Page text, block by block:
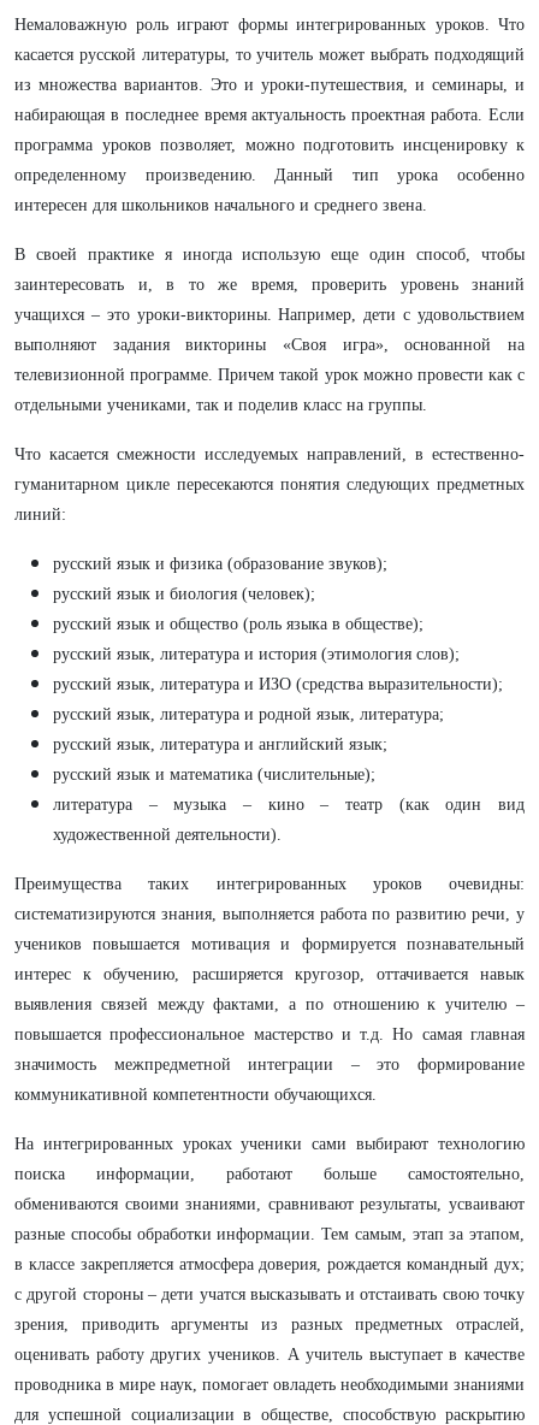
Немаловажную роль играют формы интегрированных уроков. Что
касается русской литературы, то учитель может выбрать подходящий
из множества вариантов. Это и уроки-путешествия, и семинары, и
набирающая в последнее время актуальность проектная работа. Если
программа уроков позволяет, можно подготовить инсценировку к
определенному произведению. Данный тип урока особенно
интересен для школьников начального и среднего звена.
В своей практике я иногда использую еще один способ, чтобы
заинтересовать и, в то же время, проверить уровень знаний
учащихся – это уроки-викторины. Например, дети с удовольствием
выполняют задания викторины «Своя игра», основанной на
телевизионной программе. Причем такой урок можно провести как с
отдельными учениками, так и поделив класс на группы.
Что касается смежности исследуемых направлений, в естественно-
гуманитарном цикле пересекаются понятия следующих предметных
линий:
русский язык и физика (образование звуков);
русский язык и биология (человек);
русский язык и общество (роль языка в обществе);
русский язык, литература и история (этимология слов);
русский язык, литература и ИЗО (средства выразительности);
русский язык, литература и родной язык, литература;
русский язык, литература и английский язык;
русский язык и математика (числительные);
литература – музыка – кино – театр (как один вид
художественной деятельности).
Преимущества таких интегрированных уроков очевидны:
систематизируются знания, выполняется работа по развитию речи, у
учеников повышается мотивация и формируется познавательный
интерес к обучению, расширяется кругозор, оттачивается навык
выявления связей между фактами, а по отношению к учителю –
повышается профессиональное мастерство и т.д. Но самая главная
значимость межпредметной интеграции – это формирование
коммуникативной компетентности обучающихся.
На интегрированных уроках ученики сами выбирают технологию
поиска информации, работают больше самостоятельно,
обмениваются своими знаниями, сравнивают результаты, усваивают
разные способы обработки информации. Тем самым, этап за этапом,
в классе закрепляется атмосфера доверия, рождается командный дух;
с другой стороны – дети учатся высказывать и отстаивать свою точку
зрения, приводить аргументы из разных предметных отраслей,
оценивать работу других учеников. А учитель выступает в качестве
проводника в мире наук, помогает овладеть необходимыми знаниями
для успешной социализации в обществе, способствую раскрытию